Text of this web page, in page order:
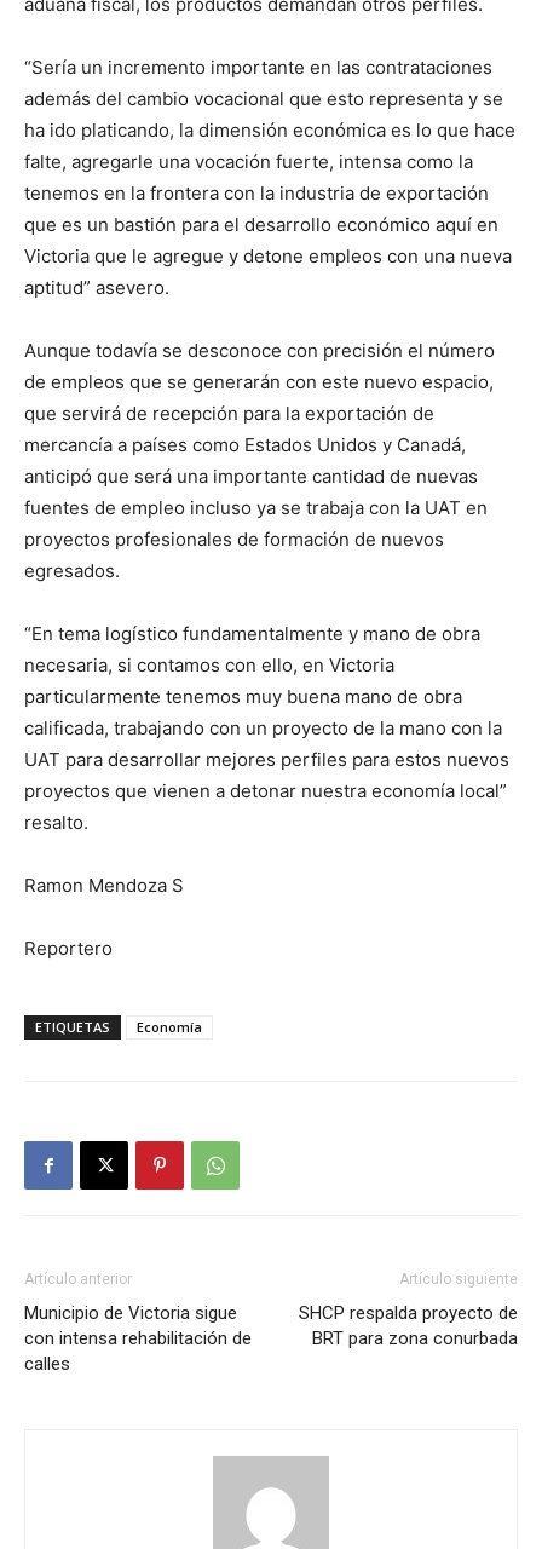
“Sería un incremento importante en las contrataciones
además del cambio vocacional que esto representa y se
ha ido platicando, la dimensión económica es lo que hace
falte, agregarle una vocación fuerte, intensa como la
tenemos en la frontera con la industria de exportación
que es un bastión para el desarrollo económico aquí en
Victoria que le agregue y detone empleos con una nueva
aptitud” asevero.
Aunque todavía se desconoce con precisión el número
de empleos que se generarán con este nuevo espacio,
que servirá de recepción para la exportación de
mercancía a países como Estados Unidos y Canadá,
anticipó que será una importante cantidad de nuevas
fuentes de empleo incluso ya se trabaja con la UAT en
proyectos profesionales de formación de nuevos
egresados.
“En tema logístico fundamentalmente y mano de obra
necesaria, si contamos con ello, en Victoria
particularmente tenemos muy buena mano de obra
calificada, trabajando con un proyecto de la mano con la
UAT para desarrollar mejores perfiles para estos nuevos
proyectos que vienen a detonar nuestra economía local”
resalto.
Ramon Mendoza S
Reportero
ETIQUETAS Economía
Artículo anterior
Municipio de Victoria sigue
con intensa rehabilitación de
calles
Artículo siguiente
SHCP respalda proyecto de
BRT para zona conurbada